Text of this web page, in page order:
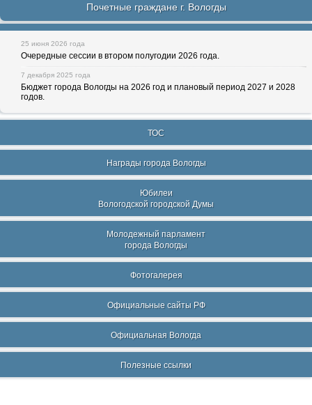
Почетные граждане г. Вологды
25 июня 2026 года
Очередные сессии в втором полугодии 2026 года.
7 декабря 2025 года
Бюджет города Вологды на 2026 год и плановый период 2027 и 2028
годов.
ТОС
Награды города Вологды
Юбилеи
Вологодской городской Думы
Молодежный парламент
города Вологды
Фотогалерея
Официальные сайты РФ
Официальная Вологда
Полезные ссылки